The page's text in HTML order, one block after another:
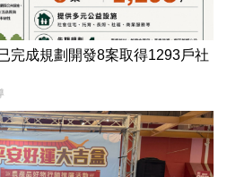
成規劃開發8案取得1293戶社